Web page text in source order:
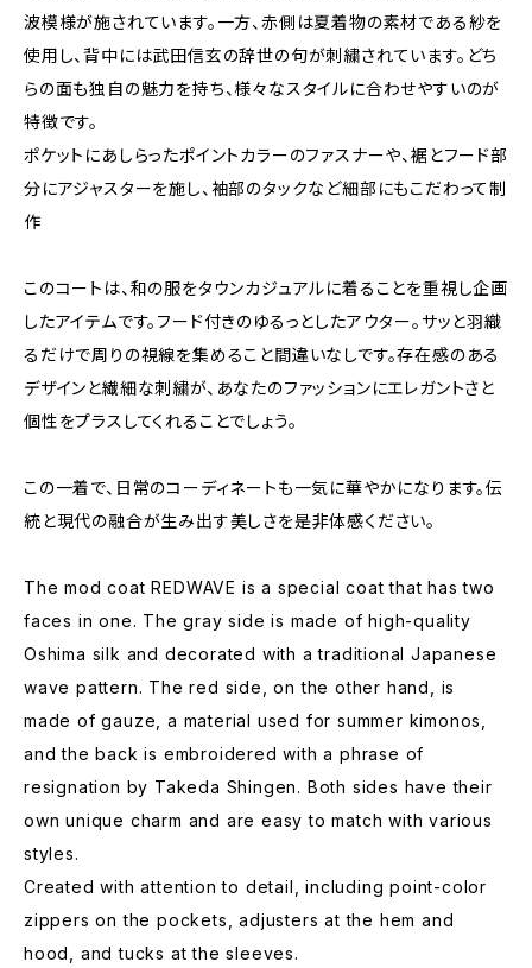
波模様が施されています。一方、赤側は夏着物の素材である紗を
使用し、背中には武田信玄の辞世の句が刺繍されています。どち
らの面も独自の魅力を持ち、様々なスタイルに合わせやすいのが
特徴です。
ポケットにあしらったポイントカラーのファスナーや、裾とフード部
分にアジャスターを施し、袖部のタックなど細部にもこだわって制
作
このコートは、和の服をタウンカジュアルに着ることを重視し企画
したアイテムです。フード付きのゆるっとしたアウター。サッと羽織
るだけで周りの視線を集めること間違いなしです。存在感のある
デザインと繊細な刺繍が、あなたのファッションにエレガントさと
個性をプラスしてくれることでしょう。
この一着で、日常のコーディネートも一気に華やかになります。伝
統と現代の融合が生み出す美しさを是非体感ください。
The mod coat REDWAVE is a special coat that has two
faces in one. The gray side is made of high-quality
Oshima silk and decorated with a traditional Japanese
wave pattern. The red side, on the other hand, is
made of gauze, a material used for summer kimonos,
and the back is embroidered with a phrase of
resignation by Takeda Shingen. Both sides have their
own unique charm and are easy to match with various
styles.
Created with attention to detail, including point-color
zippers on the pockets, adjusters at the hem and
hood, and tucks at the sleeves.